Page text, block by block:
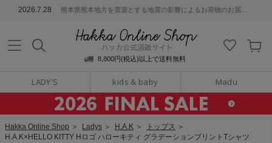
2026.7.28 熊本県熊本地方を震源とする地震の影響によるお荷物のお届けについて
8,800円(税込)以上で送料無料
LADY'S kids & baby Madu
通販サイト
Hakka Online Shop ＞ Ladys ＞ H.A.K ＞ トップス ＞
H.A.K×HELLO KITTY Hロゴ ハローキティ グラデーションプリントTシャツ